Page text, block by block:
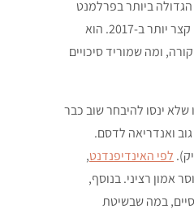
המפלגה הגדולה ביותר בפרלמנט
לסגור פער גדול בקמפיין קצר יותר ב-2017. הוא
ומה שמוריד סיכויים
ינסו להיבחר שוב כבר
כמו מייקל גוב ואנדריאה לדסם.
לפי האינדיפנדנט,
רציני. בנוסף,
במה שבשיטת